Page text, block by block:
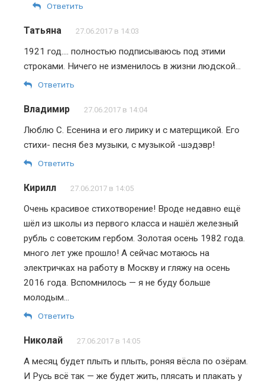
Ответить
Татьяна 27.06.2017 в 14:03
1921 год…. полностью подписываюсь под этими
строками. Ничего не изменилось в жизни людской…
Ответить
Владимир 27.06.2017 в 14:04
Люблю С. Есенина и его лирику и с матерщикой. Его
стихи- песня без музыки, с музыкой -шэдэвр!
Ответить
Кирилл 27.06.2017 в 14:05
Очень красивое стихотворение! Вроде недавно ещё
шёл из школы из первого класса и нашёл железный
рубль с советским гербом. Золотая осень 1982 года.
много лет уже прошло! А сейчас мотаюсь на
электричках на работу в Москву и гляжу на осень
2016 года. Вспомнилось — я не буду больше
молодым…
Ответить
Николай 27.06.2017 в 14:05
А месяц будет плыть и плыть, роняя вёсла по озёрам.
И Русь всё так — же будет жить, плясать и плакать у